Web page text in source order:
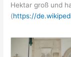
Hektar groß und
(https://